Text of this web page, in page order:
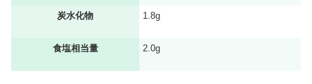
炭水化物 1.8g
食塩相当量 2.0g